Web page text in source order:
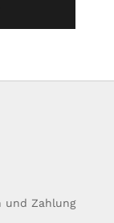
und Zahlung